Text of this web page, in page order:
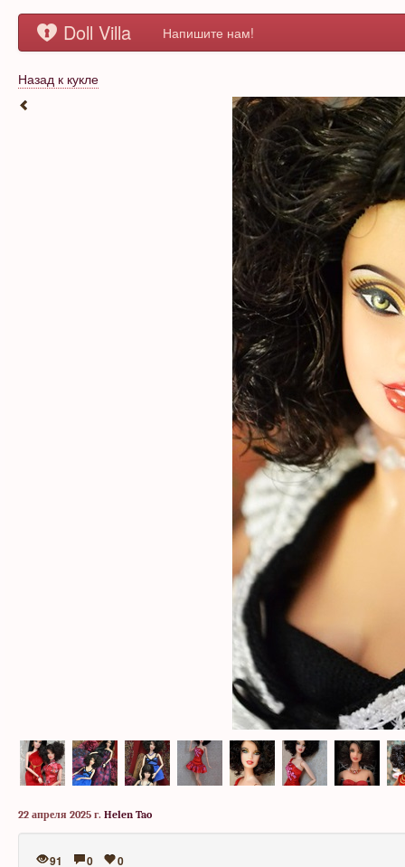
Doll Villa Напишите нам!
Назад к кукле
22 апреля 2025 г. Helen Tao
91 0 0